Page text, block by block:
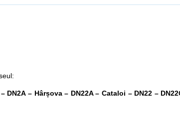
DN2A – Hârșova – DN22A – Cataloi – DN22 –